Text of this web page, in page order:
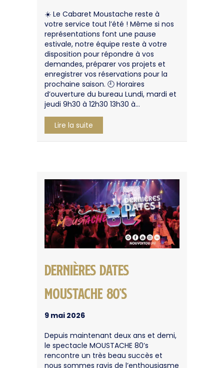
☀️ Le Cabaret Moustache reste à
votre service tout l’été ! Même si nos
représentations font une pause
estivale, notre équipe reste à votre
disposition pour répondre à vos
demandes, préparer vos projets et
enregistrer vos réservations pour la
prochaine saison. 🕘 Horaires
d’ouverture du bureau Lundi, mardi et
jeudi 9h30 à 12h30 13h30 à…
Lire la suite
Dernières dates
MOUSTACHE 80’S
9 mai 2026
Depuis maintenant deux ans et demi,
le spectacle MOUSTACHE 80’s
rencontre un très beau succès et
nous sommes ravis de l’enthousiasme